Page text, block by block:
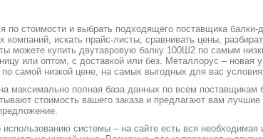
по стоимости и выбрать подходящего поставщика
искать прайс-листы, сравнивать цены,
можете купить двутавровую балку 100Ш2 по самым
или оптом, с доставкой или без. Металлорус – новая
самой низкой цене, на самых выгодных для вас
максимально полная база данных по всем
стоимость вашего заказа и предлагают вам
использованию системы – на сайте есть вся